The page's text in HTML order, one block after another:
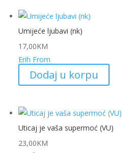
Umijeće ljubavi (nk)
17,00KM
Erih From
Dodaj u korpu
Uticaj je vaša supermoć (VU)
23,00KM